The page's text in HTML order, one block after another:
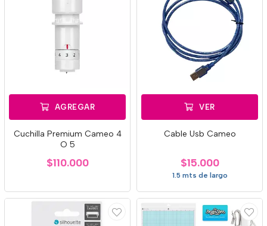
AGREGAR
Cuchilla Premium Cameo 4
O 5
$110.000
VER
Cable Usb Cameo
$15.000
1.5 mts de largo